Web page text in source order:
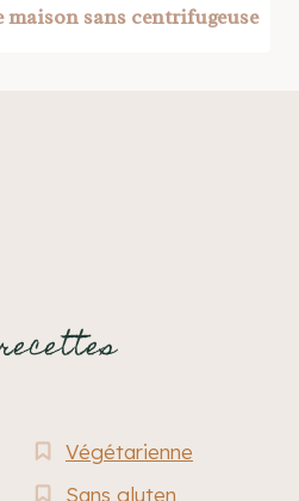
maison sans centrifugeuse
Végétarienne
Sans gluten